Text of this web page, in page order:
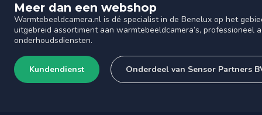
Meer dan een webshop
Warmtebeeldcamera.nl is dé specialist in de Benelux op het
uitgebreid assortiment aan warmtebeeldcamera’s, professioneel
onderhoudsdiensten.
Kundendienst Onderdeel van Sensor Partners